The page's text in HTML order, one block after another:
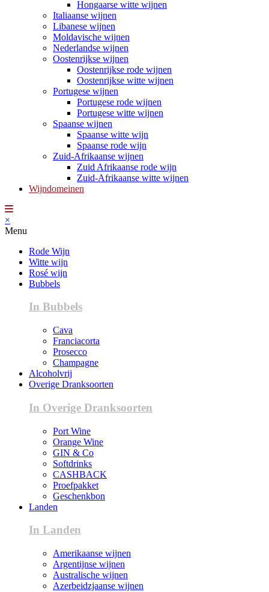
Hongaarse witte wijnen
Italiaanse wijnen
Libanese wijnen
Moldavische wijnen
Nederlandse wijnen
Oostenrijkse wijnen
Oostenrijkse rode wijnen
Oostenrijkse witte wijnen
Portugese wijnen
Portugese rode wijnen
Portugese witte wijnen
Spaanse wijnen
Spaanse witte wijn
Spaanse rode wijn
Zuid-Afrikaanse wijnen
Zuid Afrikaanse rode wijn
Zuid-Afrikaanse witte wijnen
Wijndomeinen
×
Menu
Rode Wijn
Witte wijn
Rosé wijn
Bubbels
In Bubbels
Cava
Franciacorta
Prosecco
Champagne
Alcoholvrij
Overige Dranksoorten
In Overige Dranksoorten
Port Wine
Orange Wine
GIN & Co
Softdrinks
CASHBACK
Proefpakket
Geschenkbon
Landen
In Landen
Amerikaanse wijnen
Argentijnse wijnen
Australische wijnen
Azerbeidzjaanse wijnen